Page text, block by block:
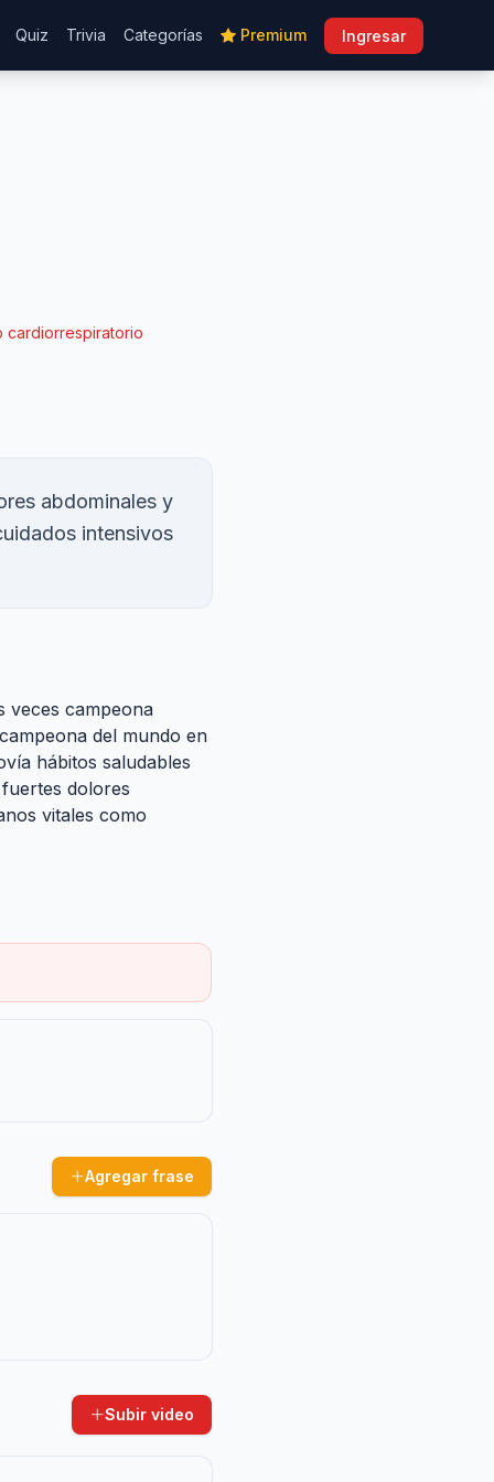
Quiz Trivia Categorías Premium Ingresar
cardiorrespiratorio
abdominales y
intensivos
veces campeona
del mundo en
hábitos saludables
dolores
vitales como
Agregar frase
Subir video